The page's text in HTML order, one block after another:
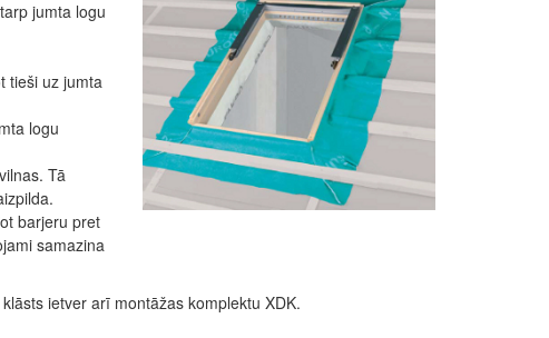
jumta logu
tieši uz jumta
logu
Tā
barjeru pret
samazina
ietver arī montāžas komplektu XDK.